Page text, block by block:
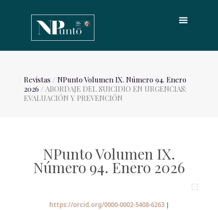
Revistas / NPunto Volumen IX. Número 94. Enero
2026/ ABORDAJE DEL SUICIDIO EN URGENCIAS:
EVALUACIÓN Y PREVENCIÓN
NPunto Volumen IX.
Número 94. Enero 2026
https://orcid.org/0000-0002-5408-6263|